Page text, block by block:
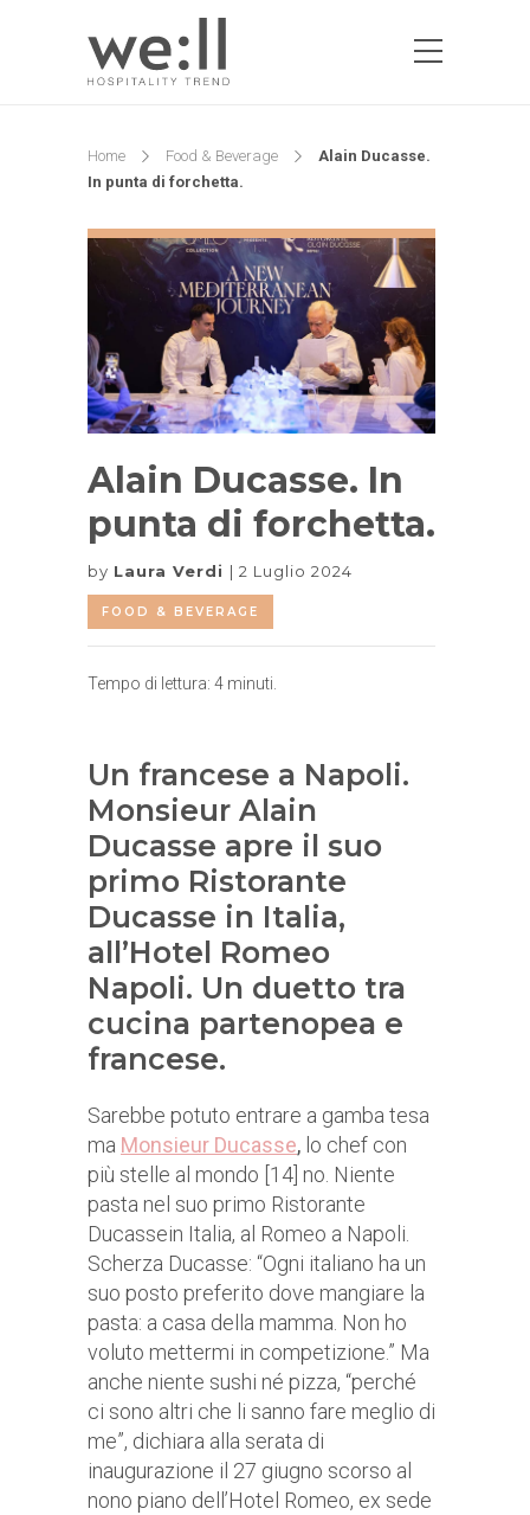
Home Food & Beverage
Alain Ducasse.
In punta di forchetta.
Alain Ducasse. In
punta di forchetta.
by Laura Verdi 2 Luglio 2024
FOOD & BEVERAGE
Tempo di lettura: 4 minuti.
Un francese a Napoli.
Monsieur Alain
Ducasse apre il suo
primo Ristorante
Ducasse in Italia,
all’Hotel Romeo
Napoli. Un duetto tra
cucina partenopea e
francese.
Sarebbe potuto entrare a gamba tesa
ma Monsieur Ducasse, lo chef con
più stelle al mondo [14] no. Niente
pasta nel suo primo Ristorante
Ducassein Italia, al Romeo a Napoli.
Scherza Ducasse: “Ogni italiano ha un
suo posto preferito dove mangiare la
pasta: a casa della mamma. Non ho
voluto mettermi in competizione.” Ma
anche niente sushi né pizza, “perché
ci sono altri che li sanno fare meglio di
me”, dichiara alla serata di
inaugurazione il 27 giugno scorso al
nono piano dell’Hotel Romeo, ex sede